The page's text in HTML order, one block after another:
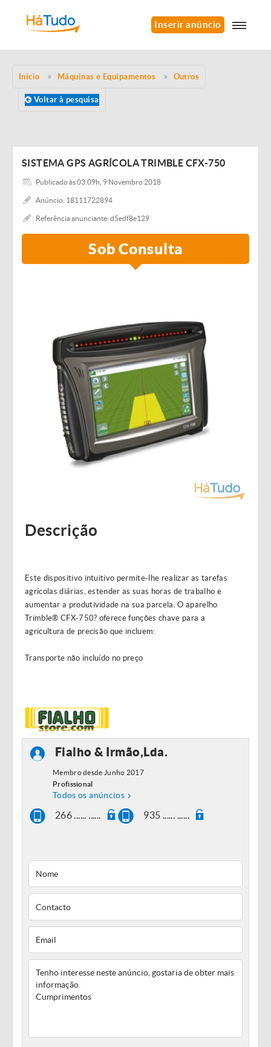
Inserir anúncio
Início Máquinas e Equipamentos Outros
Voltar à pesquisa
SISTEMA GPS AGRÍCOLA TRIMBLE CFX-750
Publicado às 03:09h, 9 Novembro 2018
Anúncio: 18111722894
Referência anunciante: d5edf8e129
Sob Consulta
Descrição
Este dispositivo intuitivo permite-lhe realizar as tarefas
agrícolas diárias, estender as suas horas de trabalho e
aumentar a produtividade na sua parcela. O aparelho
Trimble® CFX-750? oferece funções chave para a
agricultura de precisão que incluem:
Transporte não incluído no preço
Fialho & Irmão,Lda.
Membro desde Junho 2017
Profissional
Todos os anúncios
266 ...... ...... 935 ...... ......